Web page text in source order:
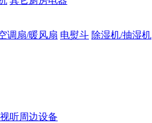
调扇/暖风扇 电熨斗 除湿机/抽湿机
听周边设备